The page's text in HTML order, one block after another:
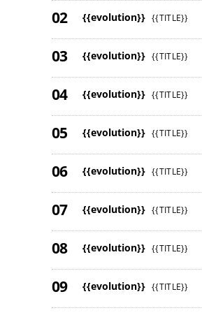
{{evolution}} {{TITLE}}
{{evolution}} {{TITLE}}
{{evolution}} {{TITLE}}
{{evolution}} {{TITLE}}
{{evolution}} {{TITLE}}
{{evolution}} {{TITLE}}
{{evolution}} {{TITLE}}
{{evolution}} {{TITLE}}